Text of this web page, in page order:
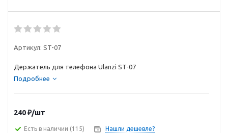
Артикул: ST-07
Держатель для телефона Ulanzi ST-07
Подробнее
240₽/шт
Есть в наличии (115) Нашли дешевле?